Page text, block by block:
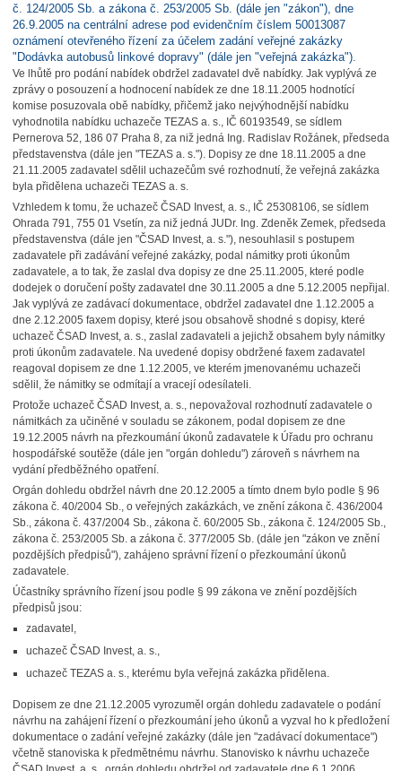
č. 124/2005 Sb. a zákona č. 253/2005 Sb. (dále jen "zákon"), dne
26.9.2005 na centrální adrese pod evidenčním číslem 50013087
oznámení otevřeného řízení za účelem zadání veřejné zakázky
"Dodávka autobusů linkové dopravy" (dále jen "veřejná zakázka").
Ve lhůtě pro podání nabídek obdržel zadavatel dvě nabídky. Jak vyplývá ze
zprávy o posouzení a hodnocení nabídek ze dne 18.11.2005 hodnotící
komise posuzovala obě nabídky, přičemž jako nejvýhodnější nabídku
vyhodnotila nabídku uchazeče TEZAS a. s., IČ 60193549, se sídlem
Pernerova 52, 186 07 Praha 8, za niž jedná Ing. Radislav Rožánek, předseda
představenstva (dále jen "TEZAS a. s."). Dopisy ze dne 18.11.2005 a dne
21.11.2005 zadavatel sdělil uchazečům své rozhodnutí, že veřejná zakázka
byla přidělena uchazeči TEZAS a. s.
Vzhledem k tomu, že uchazeč ČSAD Invest, a. s., IČ 25308106, se sídlem
Ohrada 791, 755 01 Vsetín, za niž jedná JUDr. Ing. Zdeněk Zemek, předseda
představenstva (dále jen "ČSAD Invest, a. s."), nesouhlasil s postupem
zadavatele při zadávání veřejné zakázky, podal námitky proti úkonům
zadavatele, a to tak, že zaslal dva dopisy ze dne 25.11.2005, které podle
dodejek o doručení pošty zadavatel dne 30.11.2005 a dne 5.12.2005 nepřijal.
Jak vyplývá ze zadávací dokumentace, obdržel zadavatel dne 1.12.2005 a
dne 2.12.2005 faxem dopisy, které jsou obsahově shodné s dopisy, které
uchazeč ČSAD Invest, a. s., zaslal zadavateli a jejichž obsahem byly námitky
proti úkonům zadavatele. Na uvedené dopisy obdržené faxem zadavatel
reagoval dopisem ze dne 1.12.2005, ve kterém jmenovanému uchazeči
sdělil, že námitky se odmítají a vracejí odesílateli.
Protože uchazeč ČSAD Invest, a. s., nepovažoval rozhodnutí zadavatele o
námitkách za učiněné v souladu se zákonem, podal dopisem ze dne
19.12.2005 návrh na přezkoumání úkonů zadavatele k Úřadu pro ochranu
hospodářské soutěže (dále jen "orgán dohledu") zároveň s návrhem na
vydání předběžného opatření.
Orgán dohledu obdržel návrh dne 20.12.2005 a tímto dnem bylo podle § 96
zákona č. 40/2004 Sb., o veřejných zakázkách, ve znění zákona č. 436/2004
Sb., zákona č. 437/2004 Sb., zákona č. 60/2005 Sb., zákona č. 124/2005 Sb.,
zákona č. 253/2005 Sb. a zákona č. 377/2005 Sb. (dále jen "zákon ve znění
pozdějších předpisů"), zahájeno správní řízení o přezkoumání úkonů
zadavatele.
Účastníky správního řízení jsou podle § 99 zákona ve znění pozdějších
předpisů jsou:
zadavatel,
uchazeč ČSAD Invest, a. s.,
uchazeč TEZAS a. s., kterému byla veřejná zakázka přidělena.
Dopisem ze dne 21.12.2005 vyrozuměl orgán dohledu zadavatele o podání
návrhu na zahájení řízení o přezkoumání jeho úkonů a vyzval ho k předložení
dokumentace o zadání veřejné zakázky (dále jen "zadávací dokumentace")
včetně stanoviska k předmětnému návrhu. Stanovisko k návrhu uchazeče